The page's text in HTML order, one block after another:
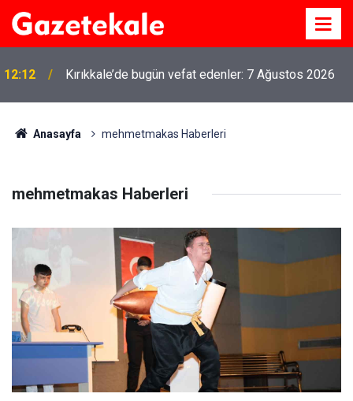
12:12 Kırıkkale’de bugün vefat edenler: 7 Ağustos 2026
Anasayfa mehmetmakas Haberleri
mehmetmakas Haberleri